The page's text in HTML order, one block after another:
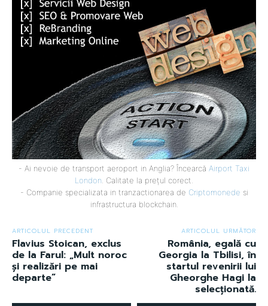
- Ai nevoie de transport aeroport in Anglia? Încearcă Airport Taxi
London . Calitate la prețul corect.
- Companie specializata in tranzactionarea de Criptomonede si
infrastructura blockchain.
ARTICOLUL PRECEDENT
Flavius Stoican, exclus
de la Farul: „Mult noroc
și realizări pe mai
departe”
ARTICOLUL URMĂTOR
România, egală cu
Georgia la Tbilisi, în
startul revenirii lui
Gheorghe Hagi la
selecţionată.